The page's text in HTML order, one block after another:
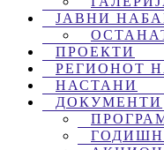
ЈАВНИ
ПРОЕКТИ
РЕГИОНОТ
НАСТАНИ
ДОКУМЕНТИ